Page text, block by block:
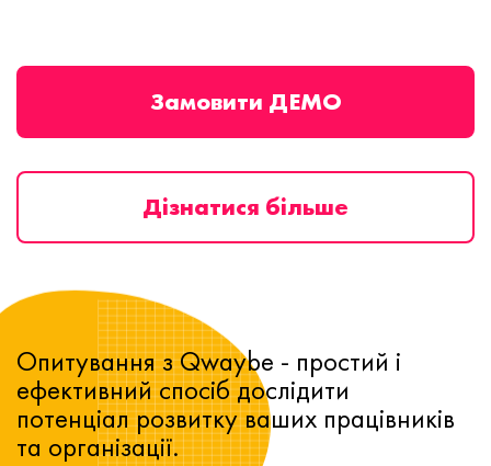
Замовити ДЕМО
Дізнатися більше
Опитування з Qwaybe - простий і
ефективний спосіб дослідити
потенціал розвитку ваших працівників
та організації.